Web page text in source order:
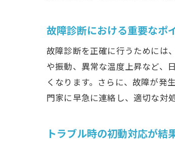
故障診断における重要なポ
故障診断を正確に行うためには
や振動、異常な温度上昇など、
くなります。さらに、故障が発
門家に早急に連絡し、適切な対
トラブル時の初動対応が結